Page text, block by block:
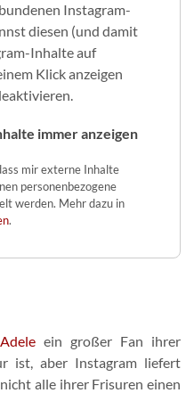
Instagram-
diesen (und damit
Inhalte auf
Klick anzeigen
immer anzeigen
mir externe Inhalte
personenbezogene
werden. Mehr dazu in
.
Adele ein großer Fan ihrer
ist, aber Instagram liefert
alle ihrer Frisuren einen